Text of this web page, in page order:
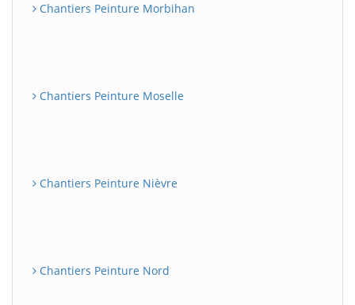
Chantiers Peinture Morbihan
Chantiers Peinture Moselle
Chantiers Peinture Nièvre
Chantiers Peinture Nord